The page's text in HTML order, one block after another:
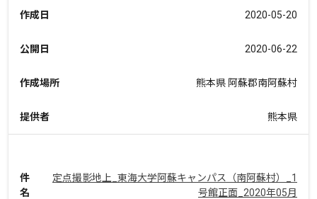
作成日 2020-05-20
公開日 2020-06-22
作成場所 熊本県 阿蘇郡南阿蘇村
提供者 熊本県
件
名
定点撮影地上_東海大学阿蘇キャンパス（南阿蘇村）_1
号館正面_2020年05月